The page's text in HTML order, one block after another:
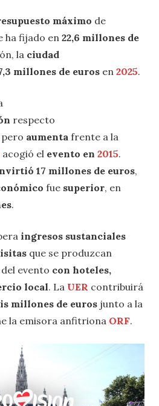
máximo de
ha fijado en 22,6 millones de
la ciudad
millones de euros en 2025.
respecto
pero aumenta frente a la
acogió el evento en 2015.
17 millones de euros,
fue superior, en
.
ingresos sustanciales
que se produzcan
evento con hoteles,
local. La UER contribuirá
millones de euros junto a la
la emisora anfitriona ORF.